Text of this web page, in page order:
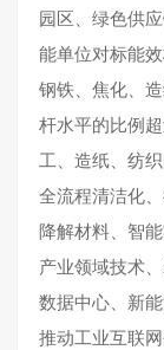
园区、绿色供
能单位对标能
钢铁、焦化、
杆水平的比例
工、造纸、纺
全流程清洁化
降解材料、智
产业领域技术
数据中心、新
推动工业互联